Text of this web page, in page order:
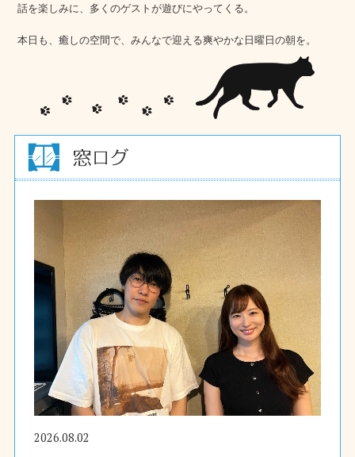
話を楽しみに、多くのゲストが遊びにやってくる。
本日も、癒しの空間で、みんなで迎える爽やかな日曜日の朝を。
2026.08.02